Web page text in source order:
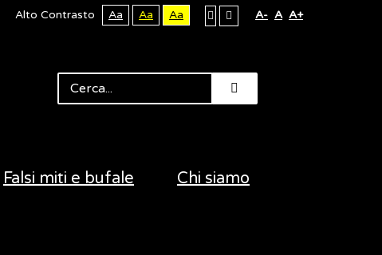
Alto Contrasto Aa Aa Aa A- A A+
Falsi miti e bufale Chi siamo